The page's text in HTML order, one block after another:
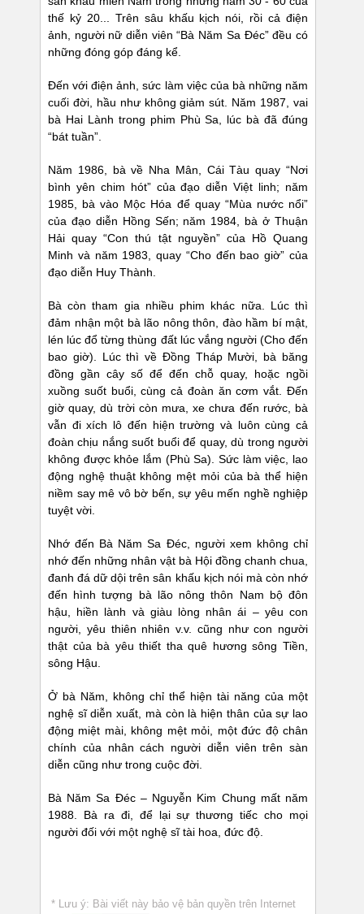
thế kỷ 20... Trên sâu khấu kịch nói, rồi cả điện
ảnh, người nữ diễn viên “Bà Năm Sa Đéc” đều có
những đóng góp đáng kể.
Đến với điện ảnh, sức làm việc của bà những năm
cuối đời, hầu như không giảm sút. Năm 1987, vai
bà Hai Lành trong phim Phù Sa, lúc bà đã đúng
“bát tuần”.
Năm 1986, bà về Nha Mân, Cái Tàu quay “Nơi
bình yên chim hót” của đạo diễn Việt linh; năm
1985, bà vào Mộc Hóa để quay “Mùa nước nổi”
của đạo diễn Hồng Sến; năm 1984, bà ở Thuận
Hải quay “Con thú tật nguyền” của Hồ Quang
Minh và năm 1983, quay “Cho đến bao giờ” của
đạo diễn Huy Thành.
Bà còn tham gia nhiều phim khác nữa. Lúc thì
đảm nhận một bà lão nông thôn, đào hầm bí mật,
lén lúc đổ từng thùng đất lúc vắng người (Cho đến
bao giờ). Lúc thì về Đồng Tháp Mười, bà băng
đồng gần cây số để đến chỗ quay, hoặc ngồi
xuồng suốt buổi, cùng cả đoàn ăn cơm vắt. Đến
giờ quay, dù trời còn mưa, xe chưa đến rước, bà
vẫn đi xích lô đến hiện trường và luôn cùng cả
đoàn chịu nắng suốt buổi để quay, dù trong người
không được khỏe lắm (Phù Sa). Sức làm việc, lao
động nghệ thuật không mệt mỏi của bà thể hiện
niềm say mê vô bờ bến, sự yêu mến nghề nghiệp
tuyệt vời.
Nhớ đến Bà Năm Sa Đéc, người xem không chỉ
nhớ đến những nhân vật bà Hội đồng chanh chua,
đanh đá dữ dội trên sân khấu kịch nói mà còn nhớ
đến hình tượng bà lão nông thôn Nam bộ đôn
hậu, hiền lành và giàu lòng nhân ái – yêu con
người, yêu thiên nhiên v.v. cũng như con người
thật của bà yêu thiết tha quê hương sông Tiền,
sông Hậu.
Ở bà Năm, không chỉ thể hiện tài năng của một
nghệ sĩ diễn xuất, mà còn là hiện thân của sự lao
động miệt mài, không mệt mỏi, một đức độ chân
chính của nhân cách người diễn viên trên sàn
diễn cũng như trong cuộc đời.
Bà Năm Sa Đéc – Nguyễn Kim Chung mất năm
1988. Bà ra đi, để lại sự thương tiếc cho mọi
người đối với một nghệ sĩ tài hoa, đức độ.
* Lưu ý: Bài viết này bảo vệ bản quyền trên Internet